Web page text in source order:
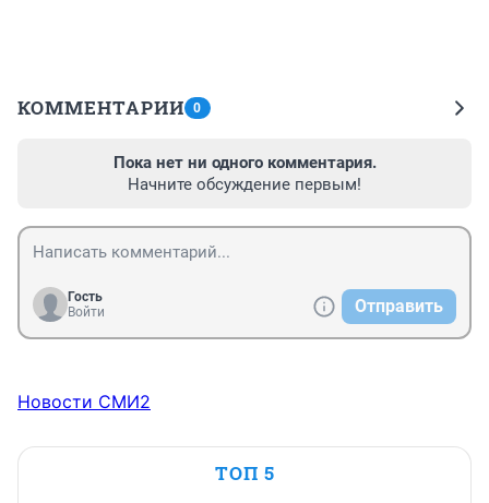
КОММЕНТАРИИ 0
Пока нет ни одного комментария.
Начните обсуждение первым!
Гость
Войти
Отправить
Новости СМИ2
ТОП 5